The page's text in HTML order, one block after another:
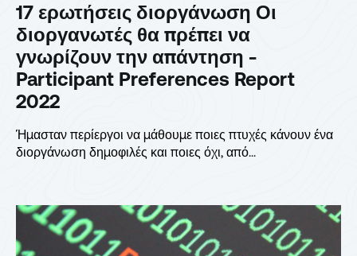
17 ερωτήσεις διοργάνωση Οι
διοργανωτές θα πρέπει να
γνωρίζουν την απάντηση -
Participant Preferences Report
2022
Ήμασταν περίεργοι να μάθουμε ποιες πτυχές κάνουν ένα
διοργάνωση δημοφιλές και ποιες όχι, από...